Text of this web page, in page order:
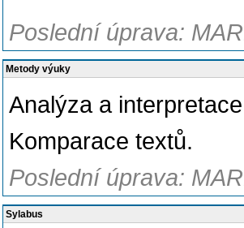
Poslední úprava:
Metody výuky
Analýza a
Komparace textů.
Poslední úprava:
Sylabus